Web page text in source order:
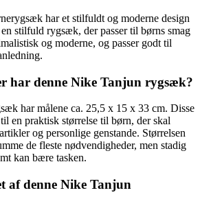
har et stilfuldt og moderne design
stilfuld rygsæk, der passer til børns smag
og moderne, og passer godt til
har denne Nike Tanjun rygsæk?
har målene ca. 25,5 x 15 x 33 cm. Disse
en praktisk størrelse til børn, der skal
og personlige genstande. Størrelsen
de fleste nødvendigheder, men stadig
kan bære tasken.
af denne Nike Tanjun